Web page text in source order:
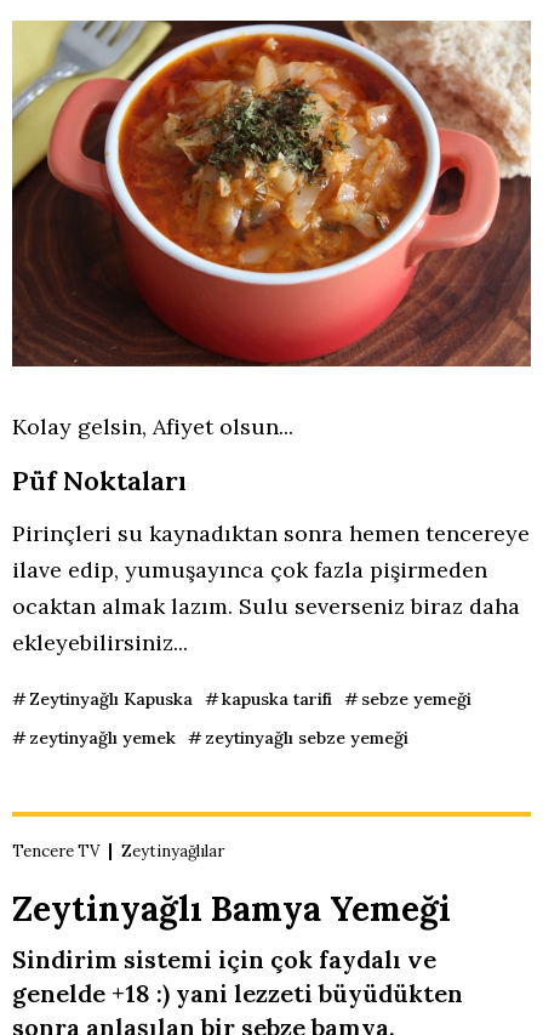
Kolay gelsin, Afiyet olsun...
Püf Noktaları
Pirinçleri su kaynadıktan sonra hemen tencereye
ilave edip, yumuşayınca çok fazla pişirmeden
ocaktan almak lazım. Sulu severseniz biraz daha
ekleyebilirsiniz...
Zeytinyağlı Kapuska kapuska tarifi
sebze yemeği
zeytinyağlı yemek
zeytinyağlı sebze yemeği
Tencere TV Zeytinyağlılar
Zeytinyağlı Bamya Yemeği
Sindirim sistemi için çok faydalı ve
genelde +18 :) yani lezzeti büyüdükten
sonra anlaşılan bir sebze bamya.